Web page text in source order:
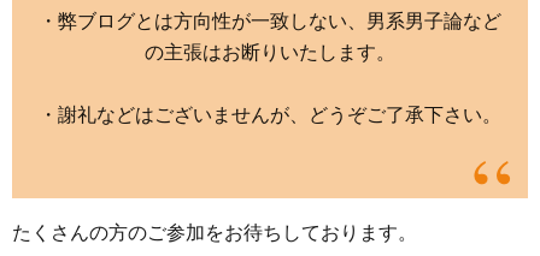
・弊ブログとは方向性が一致しない、男系男子論など
の主張はお断りいたします。
・謝礼などはございませんが、どうぞご了承下さい。
たくさんの方のご参加をお待ちしております。